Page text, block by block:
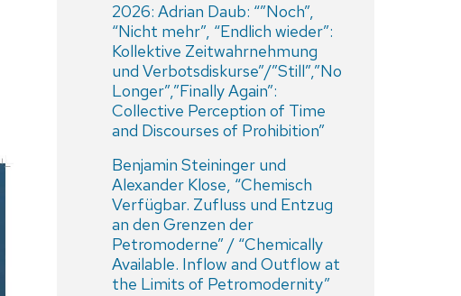
2026: Adrian Daub: “”Noch”,
“Nicht mehr”, “Endlich wieder”:
Kollektive Zeitwahrnehmung
und Verbotsdiskurse”/”Still”,”No
Longer”,”Finally Again”:
Collective Perception of Time
and Discourses of Prohibition”
Benjamin Steininger und
Alexander Klose, “Chemisch
Verfügbar. Zufluss und Entzug
an den Grenzen der
Petromoderne” / “Chemically
Available. Inflow and Outflow at
the Limits of Petromodernity”